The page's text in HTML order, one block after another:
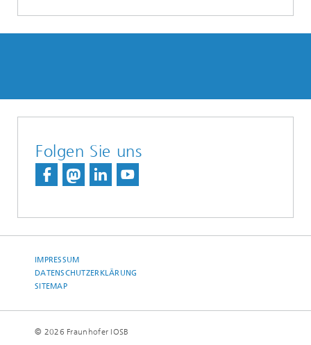
Folgen Sie uns
IMPRESSUM
DATENSCHUTZERKLÄRUNG
SITEMAP
© 2026 Fraunhofer IOSB